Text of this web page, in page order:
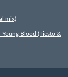
mix)
Young Blood (Tiësto &